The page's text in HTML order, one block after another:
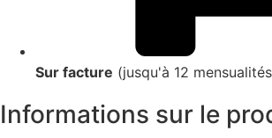
Sur facture (jusqu'à 12
Informations sur le